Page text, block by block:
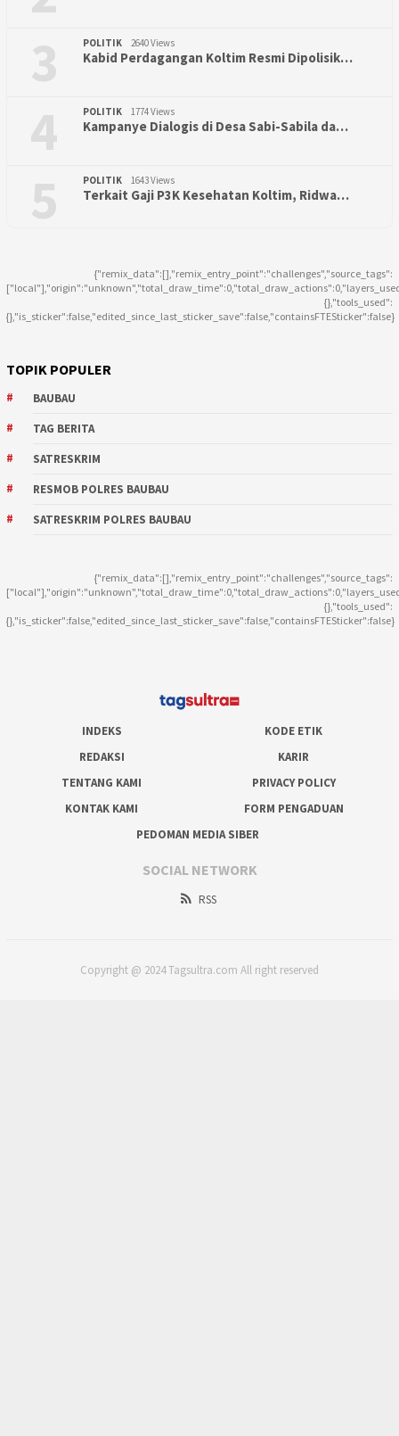
3
POLITIK 2640 Views
Kabid Perdagangan Koltim Resmi Dipolisik…
4 POLITIK 1774 Views
Kampanye Dialogis di Desa Sabi-Sabila da…
5 POLITIK 1643 Views
Terkait Gaji P3K Kesehatan Koltim, Ridwa…
{"remix_data":[],"remix_entry_point":"challenges","source_tags":
{},"tools_used":
{},"is_sticker":false,"edited_since_last_sticker_save":false,"containsFTESticker":false}
TOPIK POPULER
BAUBAU
TAG BERITA
SATRESKRIM
RESMOB POLRES BAUBAU
SATRESKRIM POLRES BAUBAU
{"remix_data":[],"remix_entry_point":"challenges","source_tags":
{},"tools_used":
{},"is_sticker":false,"edited_since_last_sticker_save":false,"containsFTESticker":false}
INDEKS
KODE ETIK
REDAKSI
KARIR
TENTANG KAMI
PRIVACY POLICY
KONTAK KAMI
FORM PENGADUAN
PEDOMAN MEDIA SIBER
SOCIAL NETWORK
RSS
Copyright @ 2024 Tagsultra.com All right reserved